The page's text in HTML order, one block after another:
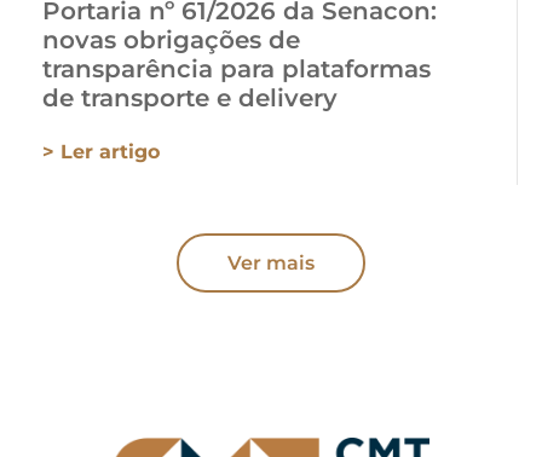
Portaria nº 61/2026 da Senacon:
novas obrigações de
transparência para plataformas
de transporte e delivery
> Ler artigo
Ver mais